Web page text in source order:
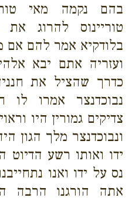
בהם נקמה מאי
טוריינוס להרוג את
בלודקיא אמר להם אם
ועזריה אתם יבא
כדרך שהציל את
נבוכדנצר אמרו לו
צדיקים גמורין היו
ונבוכדנצר מלך הגון
ידו ואותו רשע הדיוט
נס על ידו ואנו
אתה הורגנו הרבה